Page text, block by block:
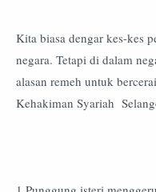
Kita biasa dengar kes-kes
negara. Tetapi di dalam
alasan remeh untuk
Kehakiman Syariah